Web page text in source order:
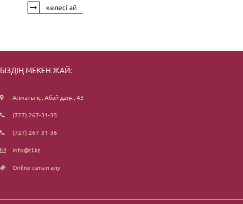
келесі ай
БІЗДІҢ МЕКЕН ЖАЙ:
Алматы қ., Абай даңғ., 43
(727) 267-31-35
(727) 267-31-36
info@tl.kz
Online сатып алу